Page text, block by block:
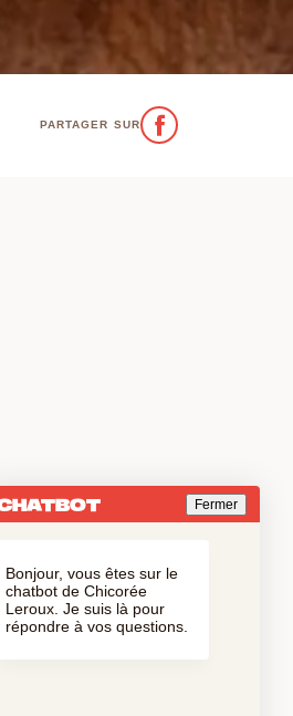
PARTAGER SUR
dattes, la
Fermer
Bonjour, vous êtes sur le
chatbot de Chicorée
Leroux. Je suis là pour
répondre à vos questions.